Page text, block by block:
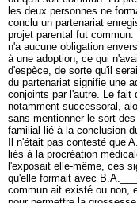
les deux personnes ne
conclu un partenariat
projet parental fut
n'a aucune obligation
à une adoption, ce qui
d'espèce, de sorte qu'il
du partenariat signifie une
conjoints par l'autre. Le fait
notamment successoral,
sans mentionner le sort
familial lié à la conclusion
Il n'était pas contesté que
liés à la procréation
l'exposait elle-même, ces
qu'elle formait avec
commun ait existé ou non,